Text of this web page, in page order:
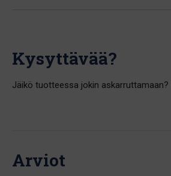
Kysyttävää?
Jäikö tuotteessa jokin askarruttamaan?
Arviot